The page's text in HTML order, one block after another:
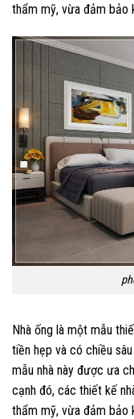
thẩm mỹ, vừa đảm bảo
Nhà ống là một mẫu
tiền hẹp và có chiều
mẫu nhà này được ưa
cạnh đó, các thiết kế
thẩm mỹ, vừa đảm bảo